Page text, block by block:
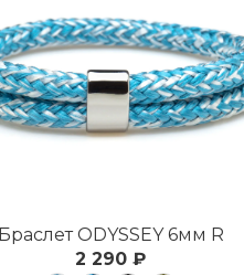
Браслет ODYSSEY 6мм R
2 290 ₽